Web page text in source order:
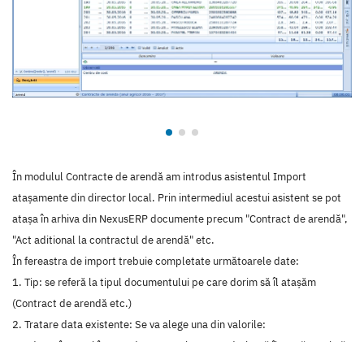
În modulul Contracte de arendă am introdus asistentul Import
atașamente din director local. Prin intermediul acestui asistent se pot
atașa în arhiva din NexusERP documente precum "Contract de arendă",
"Act aditional la contractul de arendă" etc.
În fereastra de import trebuie completate următoarele date:
1. Tip: se referă la tipul documentului pe care dorim să îl atașăm
(Contract de arendă etc.)
2. Tratare data existente: Se va alege una din valorile: